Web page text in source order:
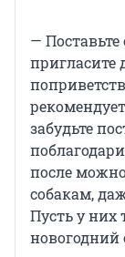
—
пригласите
забудьте
после
собакам,
Пусть у них
новогодний